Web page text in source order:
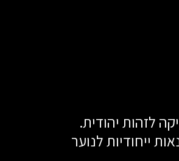
לזהות יהודית.